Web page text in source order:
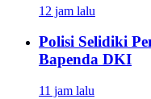
12 jam lalu
Polisi Selidiki
Bapenda DKI
11 jam lalu